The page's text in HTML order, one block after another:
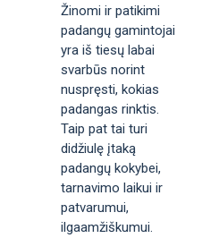
Žinomi ir patikimi
padangų gamintojai
yra iš tiesų labai
svarbūs norint
nuspręsti, kokias
padangas rinktis.
Taip pat tai turi
didžiulę įtaką
padangų kokybei,
tarnavimo laikui ir
patvarumui,
ilgaamžiškumui.